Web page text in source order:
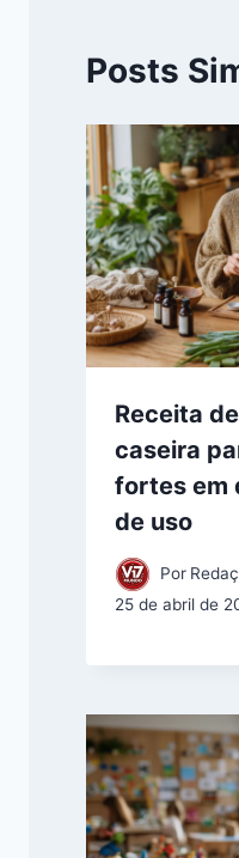
Posts
Receita
caseira
fortes em
de uso
Por
25 de abril de